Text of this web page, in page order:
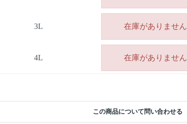
3L 在庫がありません
4L 在庫がありません
この商品について問い合わせる